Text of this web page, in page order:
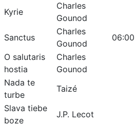
Kyrie
Charles
Gounod
Sanctus
Charles
Gounod
06:00
O salutaris
hostia
Charles
Gounod
Nada te
turbe
Taizé
Slava tiebe
boze
J.P. Lecot